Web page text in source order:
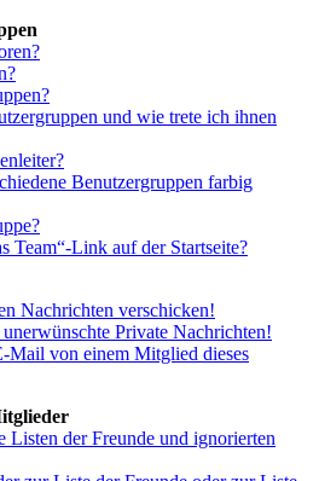
und wie trete ich ihnen
Benutzergruppen farbig
Team“-Link auf der Startseite?
Nachrichten verschicken!
Private Nachrichten!
Mail von einem Mitglied dieses
Listen der Freunde und ignorierten